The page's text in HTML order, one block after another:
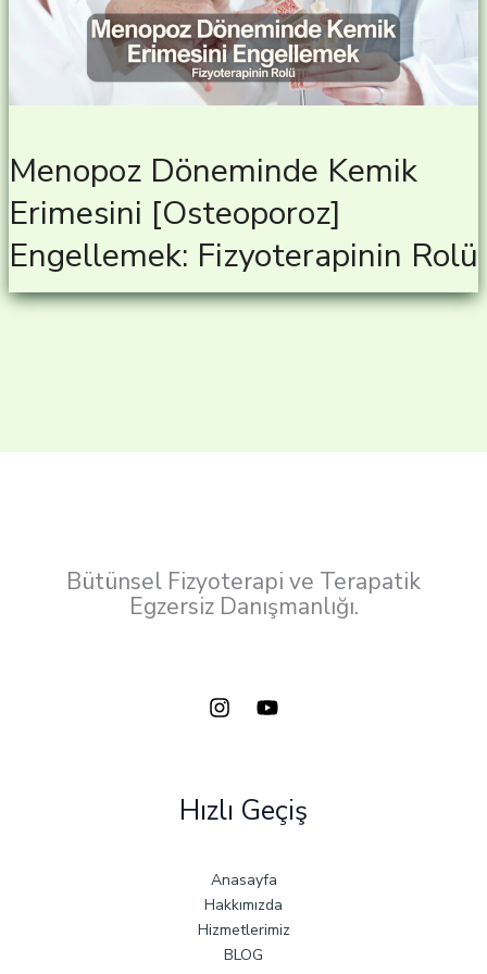
Menopoz Döneminde Kemik
Erimesini [Osteoporoz]
Engellemek: Fizyoterapinin Rolü
Bütünsel Fizyoterapi ve Terapatik
Egzersiz Danışmanlığı.
Hızlı Geçiş
Anasayfa
Hakkımızda
Hizmetlerimiz
BLOG